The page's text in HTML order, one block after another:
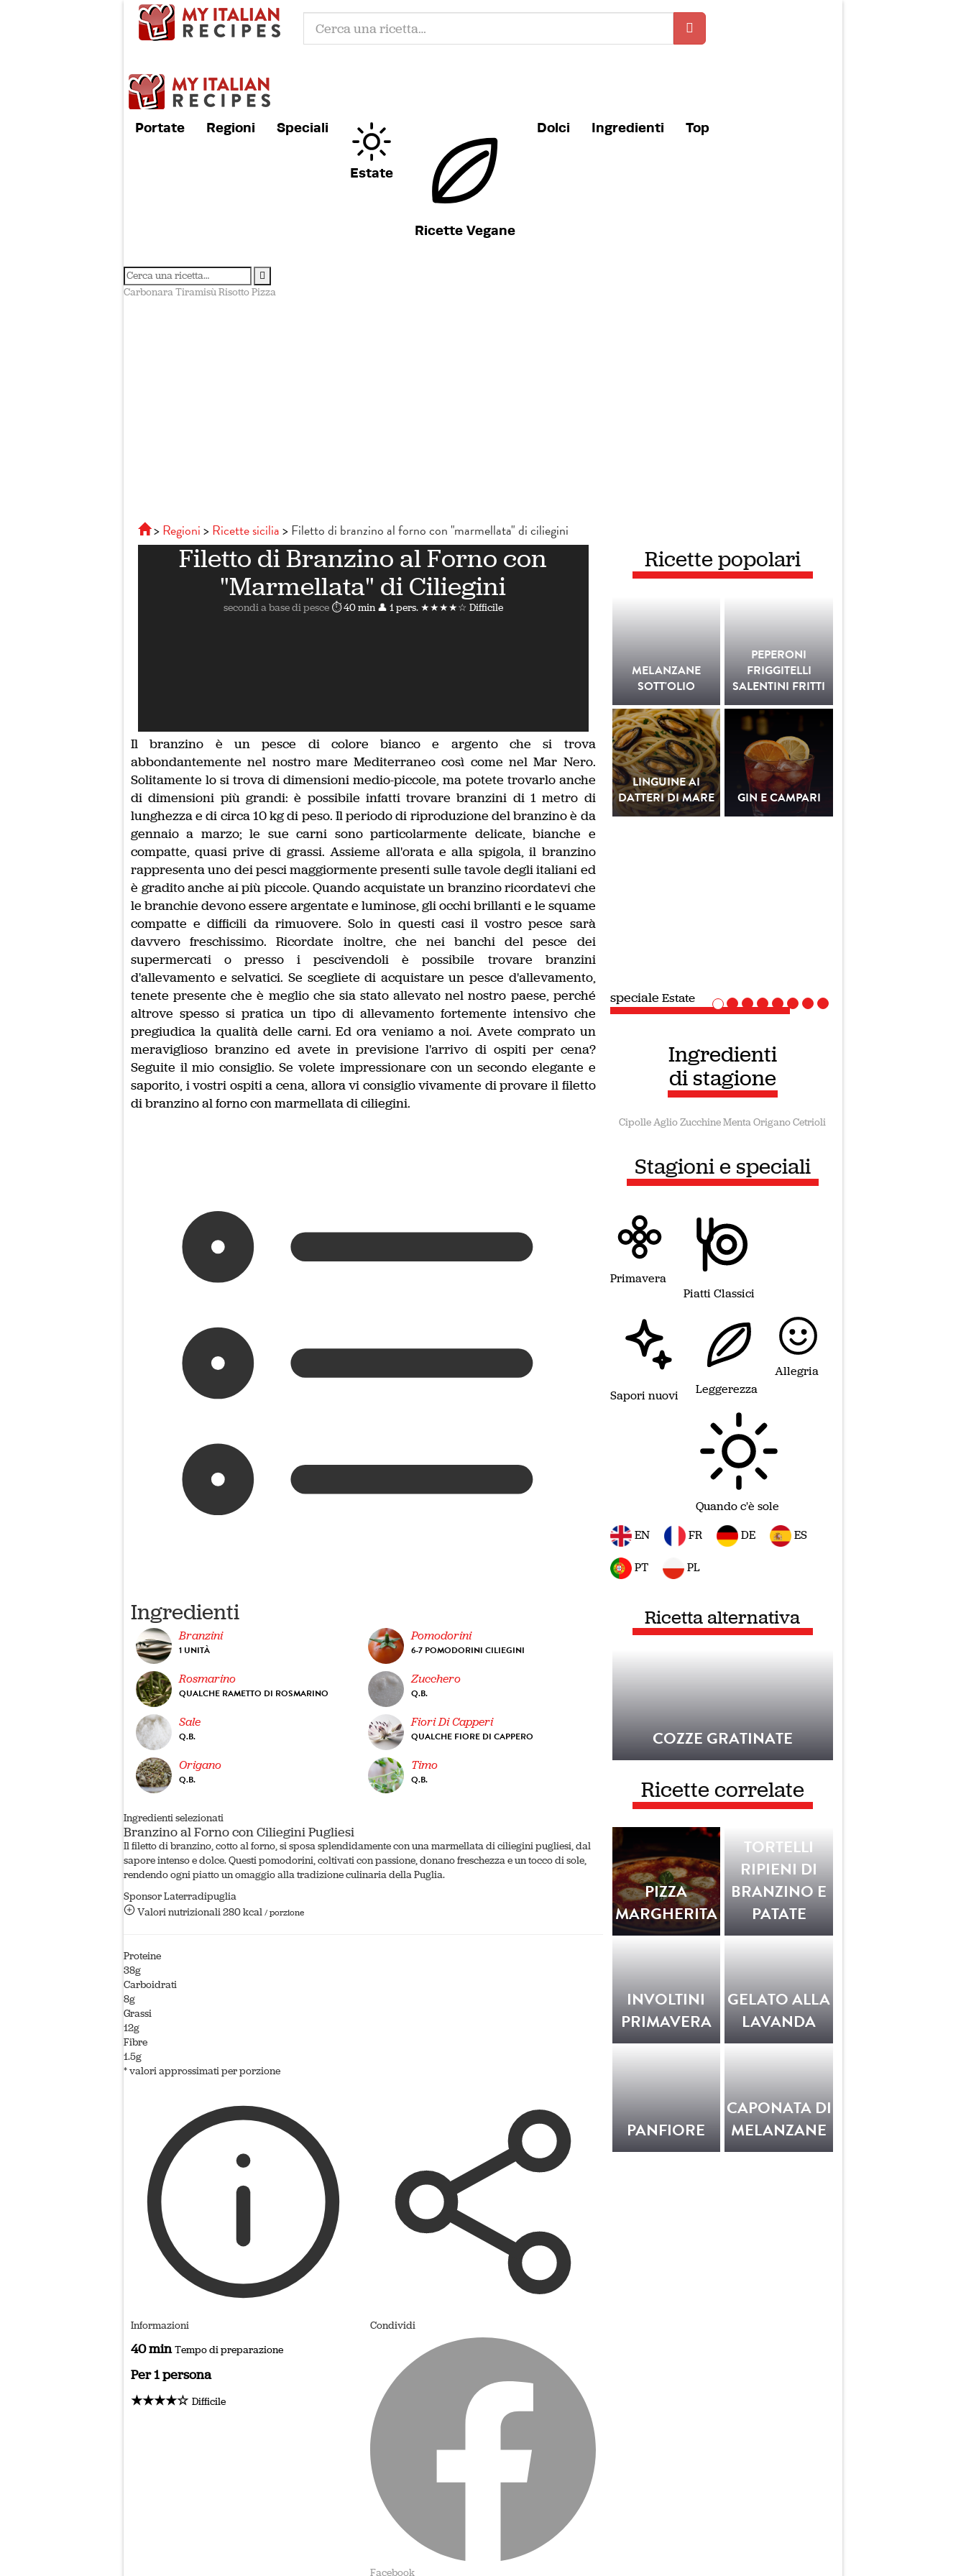
Portate Regioni Speciali
Estate
Ricette Vegane
Dolci Ingredienti Top
CarbonaraTiramisùRisottoPizza
Regioni Ricette sicilia Filetto di branzino al forno con "marmellata" di ciliegini
Filetto di Branzino al Forno con
"Marmellata" di Ciliegini
secondi a base di pesce ⏱ 40 min 👤 1 pers. ★★★★☆ Difficile
Il branzino è un pesce di colore bianco e argento che si trova
abbondantemente nel nostro mare Mediterraneo così come nel Mar Nero.
Solitamente lo si trova di dimensioni medio-piccole, ma potete trovarlo anche
di dimensioni più grandi: è possibile infatti trovare branzini di 1 metro di
lunghezza e di circa 10 kg di peso. Il periodo di riproduzione del branzino è da
gennaio a marzo; le sue carni sono particolarmente delicate, bianche e
compatte, quasi prive di grassi. Assieme all'orata e alla spigola, il branzino
rappresenta uno dei pesci maggiormente presenti sulle tavole degli italiani ed
è gradito anche ai più piccole. Quando acquistate un branzino ricordatevi che
le branchie devono essere argentate e luminose, gli occhi brillanti e le squame
compatte e difficili da rimuovere. Solo in questi casi il vostro pesce sarà
davvero freschissimo. Ricordate inoltre, che nei banchi del pesce dei
supermercati o presso i pescivendoli è possibile trovare branzini
d'allevamento e selvatici. Se scegliete di acquistare un pesce d'allevamento,
tenete presente che è meglio che sia stato allevato nel nostro paese, perché
altrove spesso si pratica un tipo di allevamento fortemente intensivo che
pregiudica la qualità delle carni. Ed ora veniamo a noi. Avete comprato un
meraviglioso branzino ed avete in previsione l'arrivo di ospiti per cena?
Seguite il mio consiglio. Se volete impressionare con un secondo elegante e
saporito, i vostri ospiti a cena, allora vi consiglio vivamente di provare il filetto
di branzino al forno con marmellata di ciliegini.
Ingredienti
Branzini
1 UNITÀ
Pomodorini
6-7 POMODORINI CILIEGINI
Rosmarino
QUALCHE RAMETTO DI ROSMARINO
Zucchero
Q.B.
Sale
Q.B.
Fiori Di Capperi
QUALCHE FIORE DI CAPPERO
Origano
Q.B.
Timo
Q.B.
Ingredienti selezionati
Branzino al Forno con Ciliegini Pugliesi
Il filetto di branzino, cotto al forno, si sposa splendidamente con una marmellata di ciliegini pugliesi, dal
sapore intenso e dolce. Questi pomodorini, coltivati con passione, donano freschezza e un tocco di sole,
rendendo ogni piatto un omaggio alla tradizione culinaria della Puglia.
Sponsor Laterradipuglia
Valori nutrizionali280 kcal/ porzione
Proteine
38g
Carboidrati
8g
Grassi
12g
Fibre
1.5g
* valori approssimati per porzione
Informazioni
40 minTempo di preparazione
Per 1 persona
★★★★☆ Difficile
Condividi
Facebook
Ricette popolari
MELANZANE
SOTT'OLIO
PEPERONI
FRIGGITELLI
SALENTINI FRITTI
LINGUINE AI
DATTERI DI MARE
GIN E CAMPARI
specialeEstate speciale Ricette Vegane
Ingredienti
di stagione
CipolleAglioZucchineMentaOriganoCetrioli
Stagioni e speciali
Primavera
Piatti Classici
Sapori nuovi Leggerezza
Allegria
Quando c'è sole
EN
FR DE ES
PT PL
Ricetta alternativa
COZZE GRATINATE
Ricette correlate
PIZZA
MARGHERITA
TORTELLI
RIPIENI DI
BRANZINO E
PATATE
INVOLTINI
PRIMAVERA
GELATO ALLA
LAVANDA
PANFIORE
CAPONATA DI
MELANZANE